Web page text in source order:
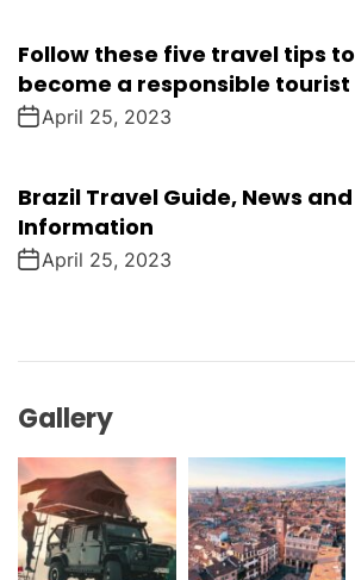
Follow these five travel tips to
become a responsible tourist
April 25, 2023
Brazil Travel Guide, News and
Information
April 25, 2023
Gallery